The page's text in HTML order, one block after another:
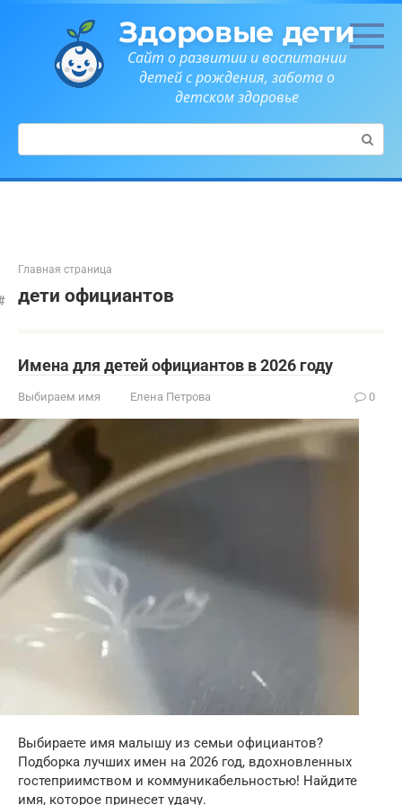
Здоровые дети
Сайт о развитии и воспитании
детей с рождения, забота о
детском здоровье
Поиск:
Главная страница
дети официантов
Имена для детей официантов в 2026 году
Выбираем имя Елена Петрова 0
Выбираете имя малышу из семьи официантов?
Подборка лучших имен на 2026 год, вдохновленных
гостеприимством и коммуникабельностью! Найдите
имя, которое принесет удачу.